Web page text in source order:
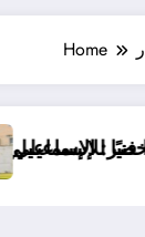
Home
أشرف خضر:
مديرًا فنيًا